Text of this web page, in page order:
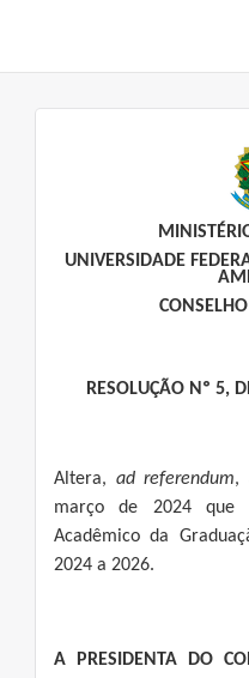
UNIVERSIDADE
RESOLUÇÃO Nº 5,
Altera, ad referendum,
março de 2024 que
Acadêmico da
2024 a 2026.
A PRESIDENTA DO